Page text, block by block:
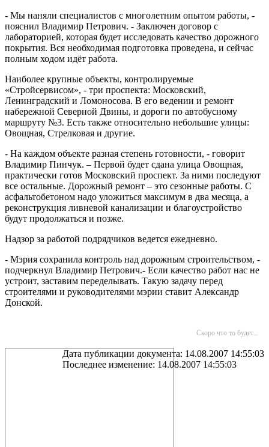
- Мы наняли специалистов с многолетним опытом работы, -
пояснил Владимир Петрович. - Заключен договор с
лабораторией, которая будет исследовать качество дорожного
покрытия. Вся необходимая подготовка проведена, и сейчас
полным ходом идёт работа.
Наиболее крупные объекты, контролируемые
«Стройсервисом», - три проспекта: Московский,
Ленинградский и Ломоносова. В его ведении и ремонт
набережной Северной Двины, и дороги по автобусному
маршруту №3. Есть также относительно небольшие улицы:
Овощная, Стрелковая и другие.
- На каждом объекте разная степень готовности, - говорит
Владимир Пинчук. – Первой будет сдана улица Овощная,
практически готов Московский проспект. За ними последуют
все остальные. Дорожный ремонт – это сезонные работы. С
асфальтобетоном надо уложиться максимум в два месяца, а
реконструкция ливневой канализации и благоустройство
будут продолжаться и позже.
Надзор за работой подрядчиков ведется ежедневно.
- Мэрия сохранила контроль над дорожным строительством, -
подчеркнул Владимир Петрович.- Если качество работ нас не
устроит, заставим переделывать. Такую задачу перед
строителями и руководителями мэрии ставит Александр
Донской.
Скоро что то будет...
Дата публикации документа: 14.08.2007 14:55:03
Последнее изменение: 14.08.2007 14:55:03